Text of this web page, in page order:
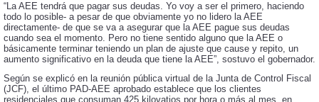
“La AEE tendrá que pagar sus deudas. Yo voy a ser el primero, haciendo
todo lo posible- a pesar de que obviamente yo no lidero la AEE
directamente- de que se va a asegurar que la AEE pague sus deudas
cuando sea el momento. Pero no tiene sentido alguno que la AEE o
básicamente terminar teniendo un plan de ajuste que cause y repito, un
aumento significativo en la deuda que tiene la AEE”, sostuvo el gobernador.
Según se explicó en la reunión pública virtual de la Junta de Control Fiscal
(JCF), el último PAD-AEE aprobado establece que los clientes
residenciales que consuman 425 kilovatios por hora o más al mes, en